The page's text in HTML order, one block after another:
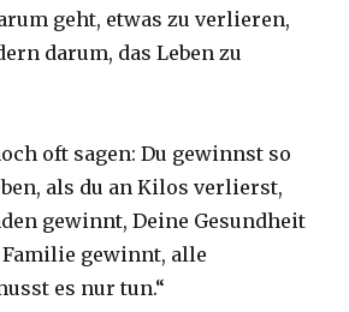
geht, etwas zu verlieren,
darum, das Leben zu
oft sagen: Du gewinnst so
als du an Kilos verlierst,
gewinnt, Deine Gesundheit
gewinnt, alle
es nur tun.“